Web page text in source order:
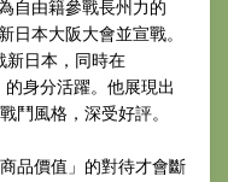
自由籍參戰長州力的
本大阪大會並宣戰。
新日本，同時在
的身分活躍。他展現出
鬥風格，深受好評。
品價值」的對待才會斷